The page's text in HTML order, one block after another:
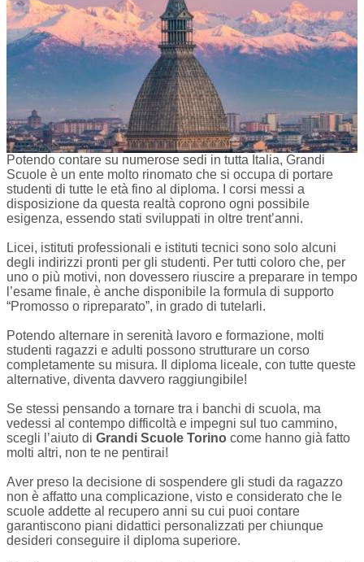
Potendo contare su numerose sedi in tutta Italia, Grandi
Scuole è un ente molto rinomato che si occupa di portare
studenti di tutte le età fino al diploma. I corsi messi a
disposizione da questa realtà coprono ogni possibile
esigenza, essendo stati sviluppati in oltre trent’anni.
Licei, istituti professionali e istituti tecnici sono solo alcuni
degli indirizzi pronti per gli studenti. Per tutti coloro che, per
uno o più motivi, non dovessero riuscire a preparare in tempo
l’esame finale, è anche disponibile la formula di supporto
“Promosso o ripreparato”, in grado di tutelarli.
Potendo alternare in serenità lavoro e formazione, molti
studenti ragazzi e adulti possono strutturare un corso
completamente su misura. Il diploma liceale, con tutte queste
alternative, diventa davvero raggiungibile!
Se stessi pensando a tornare tra i banchi di scuola, ma
vedessi al contempo difficoltà e impegni sul tuo cammino,
scegli l’aiuto di Grandi Scuole Torino come hanno già fatto
molti altri, non te ne pentirai!
Aver preso la decisione di sospendere gli studi da ragazzo
non è affatto una complicazione, visto e considerato che le
scuole addette al recupero anni su cui puoi contare
garantiscono piani didattici personalizzati per chiunque
desideri conseguire il diploma superiore.